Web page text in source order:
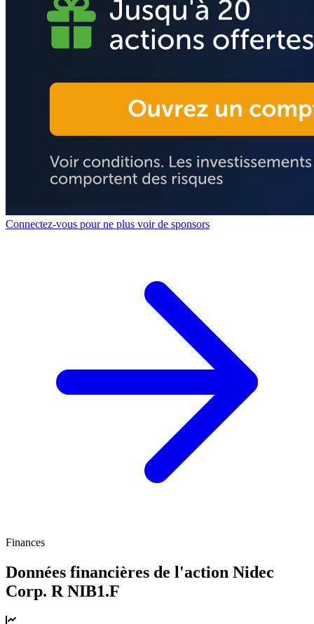
Connectez-vous pour ne plus voir de sponsors
Finances
Données financières de l'action Nidec
Corp. R NIB1.F